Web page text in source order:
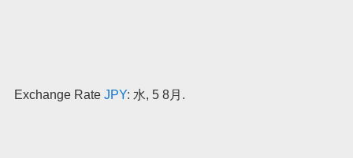
Exchange Rate JPY: 水, 5 8月.